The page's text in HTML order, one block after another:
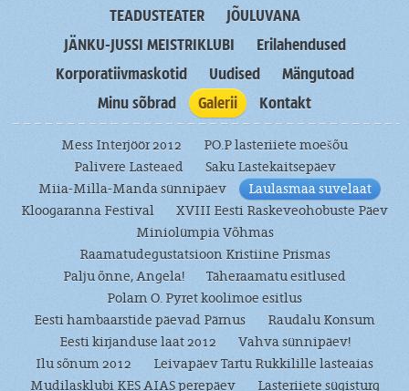
TEADUSTEATER
JÕULUVANA
JÄNKU-JUSSI MEISTRIKLUBI
Erilahendused
Korporatiivmaskotid
Uudised
Mängutoad
Minu sõbrad
Galerii Kontakt
Mess Interjöör 2012
PO.P lasteriiete moešõu
Palivere Lasteaed
Saku Lastekaitsepäev
Miia-Milla-Manda sünnipäev
Laulasmaa suvelaat
Kloogaranna Festival
XVIII Eesti Raskeveohobuste Päev
Miniolümpia Võhmas
Raamatudegustatsioon Kristiine Prismas
Palju õnne, Angela!
Täheraamatu esitlused
Polarn O. Pyret koolimoe esitlus
Eesti hambaarstide päevad Pärnus
Raudalu Konsum
Eesti kirjanduse laat 2012
Vahva sünnipäev!
Ilu sõnum 2012
Leivapäev Tartu Rukkilille lasteaias
Mudilasklubi KES AIAS perepäev
Lasteriiete sügisturg